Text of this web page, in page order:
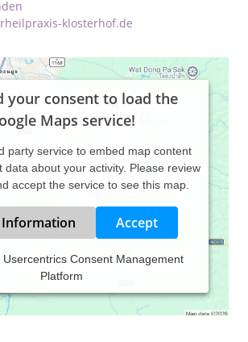
klosterhof.de
your consent to load the
Maps service!
party service to embed map content
data about your activity. Please review
accept the service to see this map.
Accept
Usercentrics Consent Management
PlatformOsteopathie